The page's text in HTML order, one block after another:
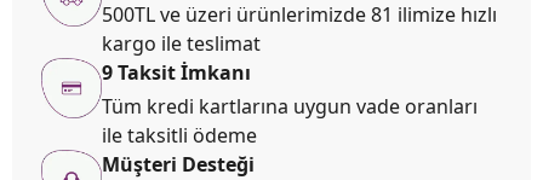
500TL ve üzeri ürünlerimizde 81 ilimize hızlı
kargo ile teslimat
9 Taksit İmkanı
Tüm kredi kartlarına uygun vade oranları
ile taksitli ödeme
Müşteri Desteği